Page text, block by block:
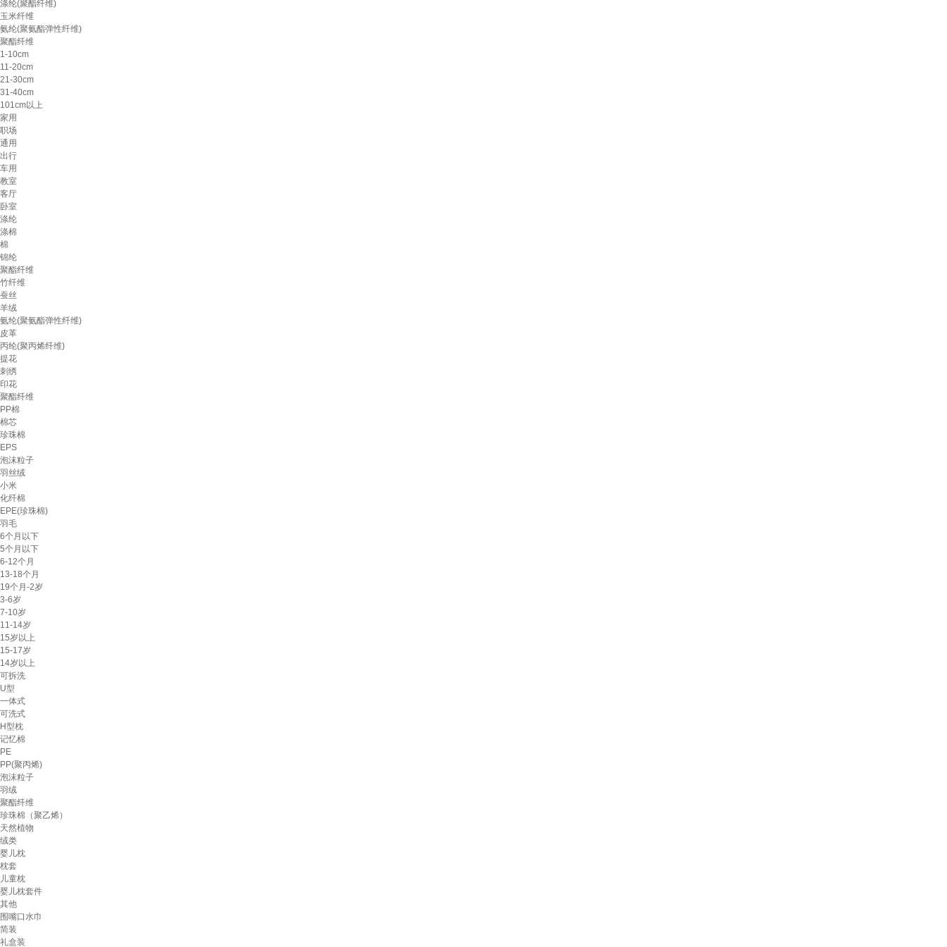
涤纶(聚酯纤维)
玉米纤维
氨纶(聚氨酯弹性纤维)
聚酯纤维
1-10cm
11-20cm
21-30cm
31-40cm
101cm以上
家用
职场
通用
出行
车用
教室
客厅
卧室
涤纶
涤棉
棉
锦纶
聚酯纤维
竹纤维
蚕丝
羊绒
氨纶(聚氨酯弹性纤维)
皮革
丙纶(聚丙烯纤维)
提花
刺绣
印花
聚酯纤维
PP棉
棉芯
珍珠棉
EPS
泡沫粒子
羽丝绒
小米
化纤棉
EPE(珍珠棉)
羽毛
6个月以下
5个月以下
6-12个月
13-18个月
19个月-2岁
3-6岁
7-10岁
11-14岁
15岁以上
15-17岁
14岁以上
可拆洗
U型
一体式
可洗式
H型枕
记忆棉
PE
PP(聚丙烯)
泡沫粒子
羽绒
聚酯纤维
珍珠棉（聚乙烯）
天然植物
绒类
婴儿枕
枕套
儿童枕
婴儿枕套件
其他
围嘴口水巾
简装
礼盒装